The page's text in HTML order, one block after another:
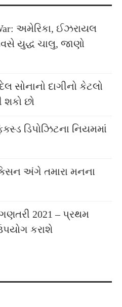
અમેરિકા, ઈઝરાયલ
યુદ્ધ ચાલુ, જાણો
સોનાનો દાગીનો કેટલો
છો
ડિપોઝિટના નિયમમાં
અંગે તમારા મનના
2021 – પ્રથમ
કરાશે